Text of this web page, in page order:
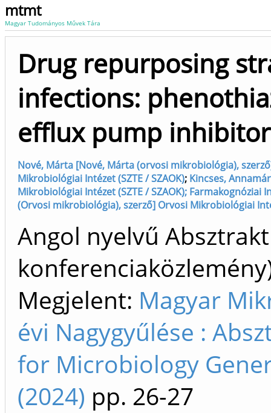
mtmt
Magyar Tudományos Művek Tára
Drug repurposing
infections:
efflux pump
Nové, Márta [Nové, Márta (orvosi mikrobiológia),
Mikrobiológiai Intézet (SZTE / SZAOK); Kincses,
Mikrobiológiai Intézet (SZTE / SZAOK); Farmakognóziai
(Orvosi mikrobiológia), szerző] Orvosi Mikrobiológiai
Angol nyelvű
Megjelent: Magyar
évi Nagygyűlése :
for Microbiology
(2024) pp. 26-27